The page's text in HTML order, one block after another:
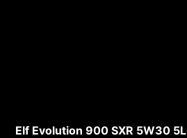
Elf Evolution 900 SXR 5W30 5L